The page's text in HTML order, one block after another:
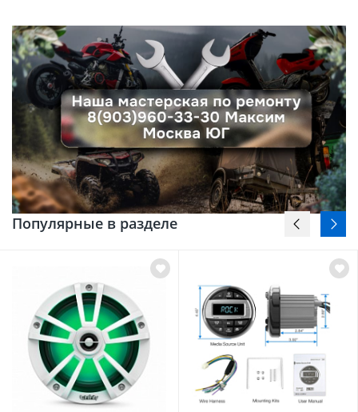
Популярные в разделе